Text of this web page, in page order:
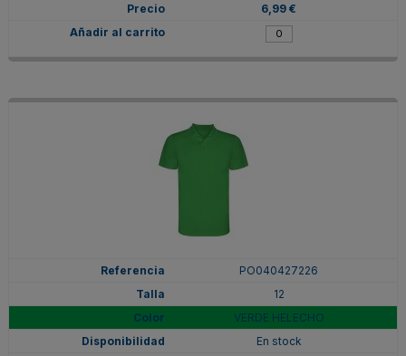
6,99 €
PO040427226
12
VERDE HELECHO
En stock